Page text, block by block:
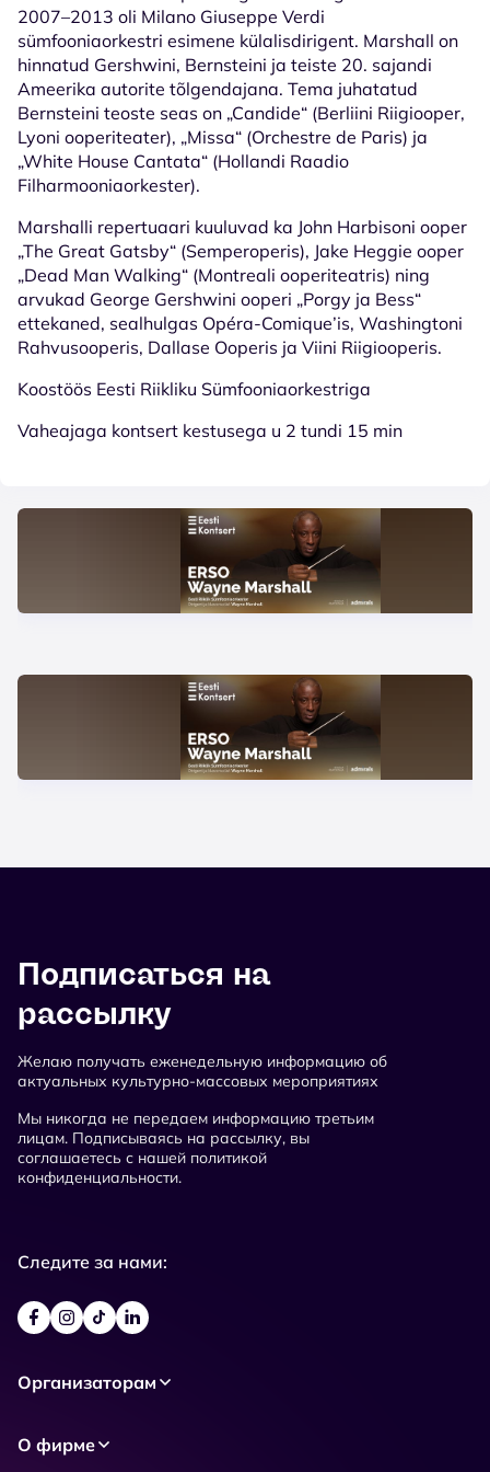
2007–2013 oli Milano Giuseppe Verdi
sümfooniaorkestri esimene külalisdirigent. Marshall on
hinnatud Gershwini, Bernsteini ja teiste 20. sajandi
Ameerika autorite tõlgendajana. Tema juhatatud
Bernsteini teoste seas on „Candide“ (Berliini Riigiooper,
Lyoni ooperiteater), „Missa“ (Orchestre de Paris) ja
„White House Cantata“ (Hollandi Raadio
Filharmooniaorkester).
Marshalli repertuaari kuuluvad ka John Harbisoni ooper
„The Great Gatsby“ (Semperoperis), Jake Heggie ooper
„Dead Man Walking“ (Montreali ooperiteatris) ning
arvukad George Gershwini ooperi „Porgy ja Bess“
ettekaned, sealhulgas Opéra-Comique’is, Washingtoni
Rahvusooperis, Dallase Ooperis ja Viini Riigiooperis.
Koostöös Eesti Riikliku Sümfooniaorkestriga
Vaheajaga kontsert kestusega u 2 tundi 15 min
Подписаться на
рассылку
Желаю получать еженедельную информацию об
актуальных культурно-массовых мероприятиях
Мы никогда не передаем информацию третьим
лицам. Подписываясь на рассылку, вы
соглашаетесь с нашей политикой
конфиденциальности.
Следите за нами:
Организаторам
О фирме